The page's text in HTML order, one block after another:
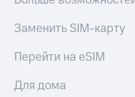
Заменить SIM-карту
Перейти на eSIM
Для дома